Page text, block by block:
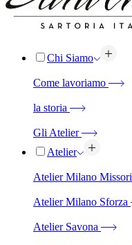
Chi Siamo
Come lavoriamo
la storia
Gli Atelier
Atelier
Atelier Milano Missori
Atelier Milano Sforza
Atelier Savona